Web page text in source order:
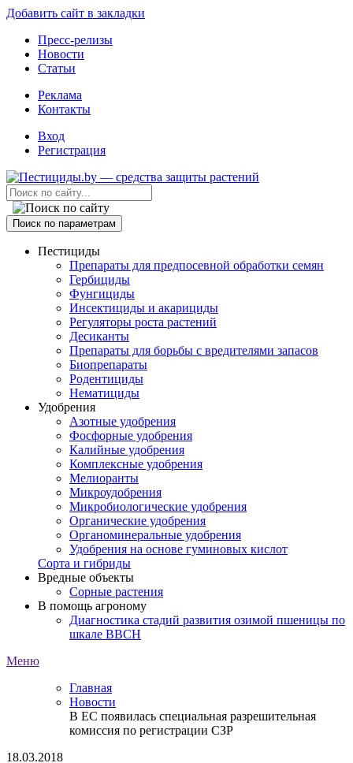
Добавить сайт в закладки
Пресс-релизы
Новости
Статьи
Реклама
Контакты
Вход
Регистрация
Поиск по параметрам
Пестициды
Препараты для предпосевной обработки семян
Гербициды
Фунгициды
Инсектициды и акарициды
Регуляторы роста растений
Десиканты
Препараты для борьбы с вредителями запасов
Биопрепараты
Родентициды
Нематициды
Удобрения
Азотные удобрения
Фосфорные удобрения
Калийные удобрения
Комплексные удобрения
Мелиоранты
Микроудобрения
Микробиологические удобрения
Органические удобрения
Органоминеральные удобрения
Удобрения на основе гуминовых кислот
Сорта и гибриды
Вредные объекты
Сорные растения
В помощь агроному
Диагностика стадий развития озимой пшеницы по
шкале ВВСН
Меню
Главная
Новости
В ЕС появилась специальная разрешительная
комиссия по регистрации СЗР
18.03.2018